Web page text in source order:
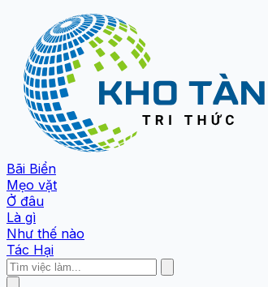
Bãi Biển
Mẹo vặt
Ở đâu
Là gì
Như thế nào
Tác Hại